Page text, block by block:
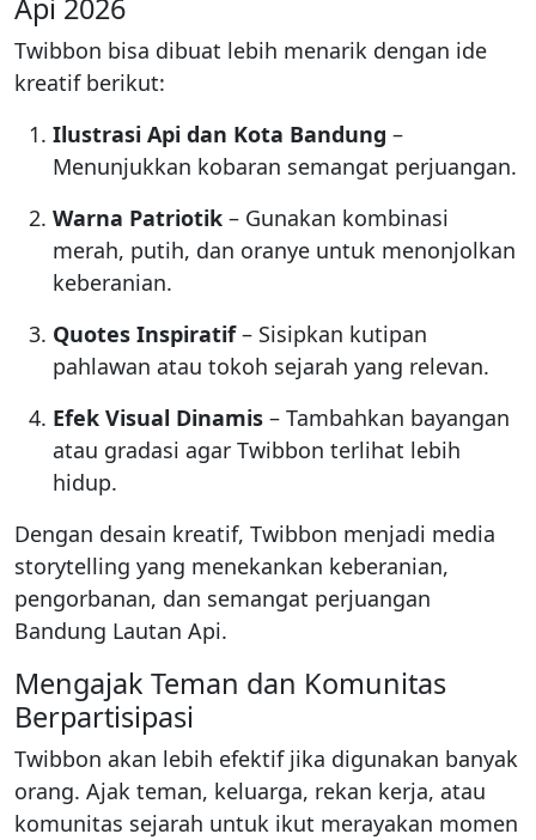
Api 2026
Twibbon bisa dibuat lebih menarik dengan ide
kreatif berikut:
Ilustrasi Api dan Kota Bandung –
Menunjukkan kobaran semangat perjuangan.
Warna Patriotik – Gunakan kombinasi
merah, putih, dan oranye untuk menonjolkan
keberanian.
Quotes Inspiratif– Sisipkan kutipan
pahlawan atau tokoh sejarah yang relevan.
Efek Visual Dinamis – Tambahkan bayangan
atau gradasi agar Twibbon terlihat lebih
hidup.
Dengan desain kreatif, Twibbon menjadi media
storytelling yang menekankan keberanian,
pengorbanan, dan semangat perjuangan
Bandung Lautan Api.
Mengajak Teman dan Komunitas
Berpartisipasi
Twibbon akan lebih efektif jika digunakan banyak
orang. Ajak teman, keluarga, rekan kerja, atau
komunitas sejarah untuk ikut merayakan momen